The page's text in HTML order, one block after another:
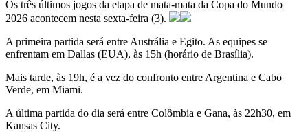
Os três últimos jogos da etapa de mata-mata da Copa do Mundo
2026 acontecem nesta sexta-feira (3).
A primeira partida será entre Austrália e Egito. As equipes se
enfrentam em Dallas (EUA), às 15h (horário de Brasília).
Mais tarde, às 19h, é a vez do confronto entre Argentina e Cabo
Verde, em Miami.
A última partida do dia será entre Colômbia e Gana, às 22h30, em
Kansas City.